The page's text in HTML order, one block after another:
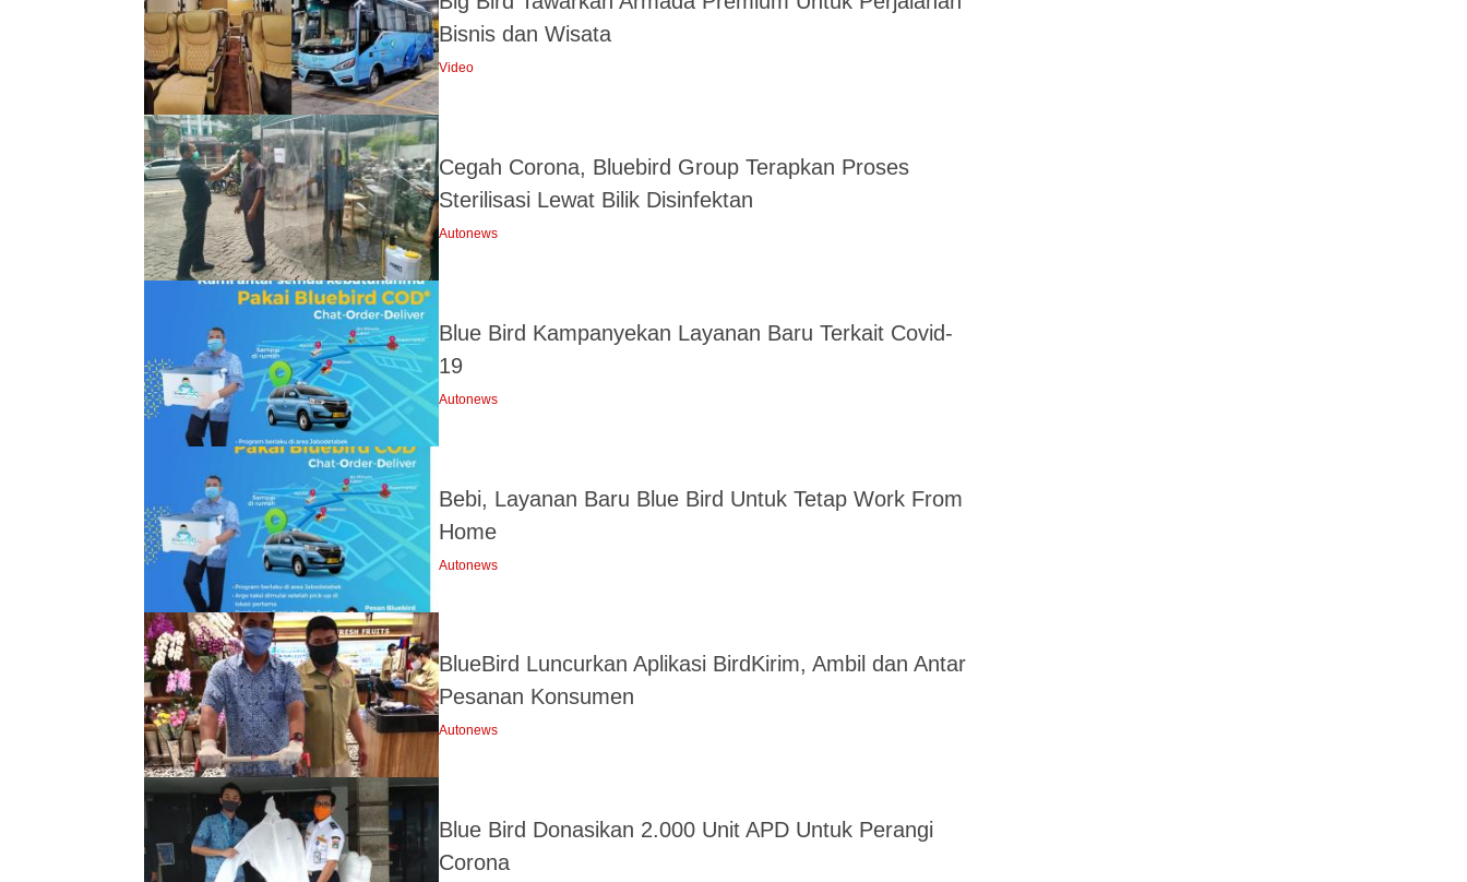
Bisnis dan Wisata
Video
Cegah Corona, Bluebird Group Terapkan Proses
Sterilisasi Lewat Bilik Disinfektan
Autonews
Blue Bird Kampanyekan Layanan Baru Terkait Covid-
19
Autonews
Bebi, Layanan Baru Blue Bird Untuk Tetap Work From
Home
Autonews
BlueBird Luncurkan Aplikasi BirdKirim, Ambil dan Antar
Pesanan Konsumen
Autonews
Blue Bird Donasikan 2.000 Unit APD Untuk Perangi
Corona